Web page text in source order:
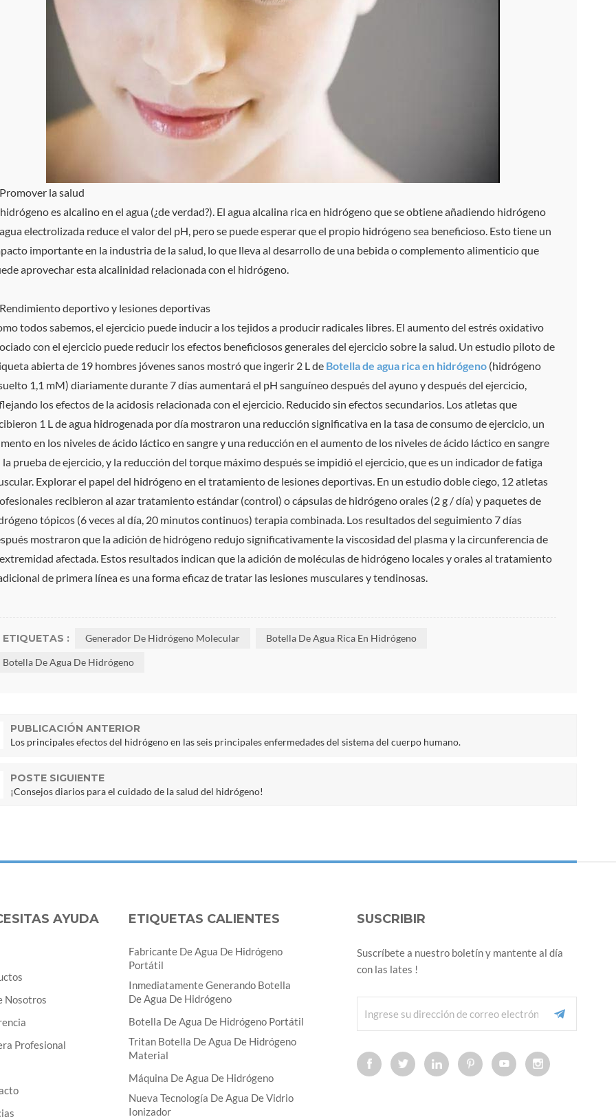
la salud
es alcalino en el agua (¿de verdad?). El agua alcalina rica en hidrógeno que se obtiene añadiendo hidrógeno
electrolizada reduce el valor del pH, pero se puede esperar que el propio hidrógeno sea beneficioso. Esto tiene un
importante en la industria de la salud, lo que lleva al desarrollo de una bebida o complemento alimenticio que
aprovechar esta alcalinidad relacionada con el hidrógeno.
deportivo y lesiones deportivas
todos sabemos, el ejercicio puede inducir a los tejidos a producir radicales libres. El aumento del estrés oxidativo
con el ejercicio puede reducir los efectos beneficiosos generales del ejercicio sobre la salud. Un estudio piloto de
abierta de 19 hombres jóvenes sanos mostró que ingerir 2 L de Botella de agua rica en hidrógeno (hidrógeno
1,1 mM) diariamente durante 7 días aumentará el pH sanguíneo después del ayuno y después del ejercicio,
los efectos de la acidosis relacionada con el ejercicio. Reducido sin efectos secundarios. Los atletas que
1 L de agua hidrogenada por día mostraron una reducción significativa en la tasa de consumo de ejercicio, un
en los niveles de ácido láctico en sangre y una reducción en el aumento de los niveles de ácido láctico en sangre
la prueba de ejercicio, y la reducción del torque máximo después se impidió el ejercicio, que es un indicador de fatiga
Explorar el papel del hidrógeno en el tratamiento de lesiones deportivas. En un estudio doble ciego, 12 atletas
recibieron al azar tratamiento estándar (control) o cápsulas de hidrógeno orales (2 g / día) y paquetes de
tópicos (6 veces al día, 20 minutos continuos) terapia combinada. Los resultados del seguimiento 7 días
mostraron que la adición de hidrógeno redujo significativamente la viscosidad del plasma y la circunferencia de
afectada. Estos resultados indican que la adición de moléculas de hidrógeno locales y orales al tratamiento
de primera línea es una forma eficaz de tratar las lesiones musculares y tendinosas.
ETIQUETAS : Generador De Hidrógeno Molecular Botella De Agua Rica En Hidrógeno
Botella De Agua De Hidrógeno
PUBLICACIÓN ANTERIOR
Los principales efectos del hidrógeno en las seis principales enfermedades del sistema del cuerpo humano.
POSTE SIGUIENTE
¡Consejos diarios para el cuidado de la salud del hidrógeno!
SUSCRIBIR
Suscríbete a nuestro boletín y mantente al día
con las lates !
AYUDA
Nosotros
Profesional
ETIQUETAS CALIENTES
Fabricante De Agua De Hidrógeno
Portátil
Inmediatamente Generando Botella
De Agua De Hidrógeno
Botella De Agua De Hidrógeno Portátil
Tritan Botella De Agua De Hidrógeno
Material
Máquina De Agua De Hidrógeno
Nueva Tecnología De Agua De Vidrio
Ionizador